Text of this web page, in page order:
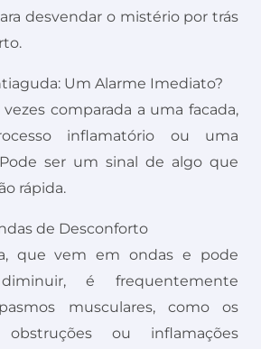
desvendar o mistério por trás
Um Alarme Imediato?
comparada a uma facada,
inflamatório ou uma
ser um sinal de algo que
rápida.
de Desconforto
que vem em ondas e pode
é frequentemente
musculares, como os
ou inflamações